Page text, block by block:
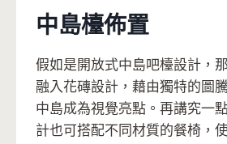
中島檯佈置
假如是開放式中島吧檯設計，
融入花磚設計，藉由獨特的圖
中島成為視覺亮點。再講究一
計也可搭配不同材質的餐椅，